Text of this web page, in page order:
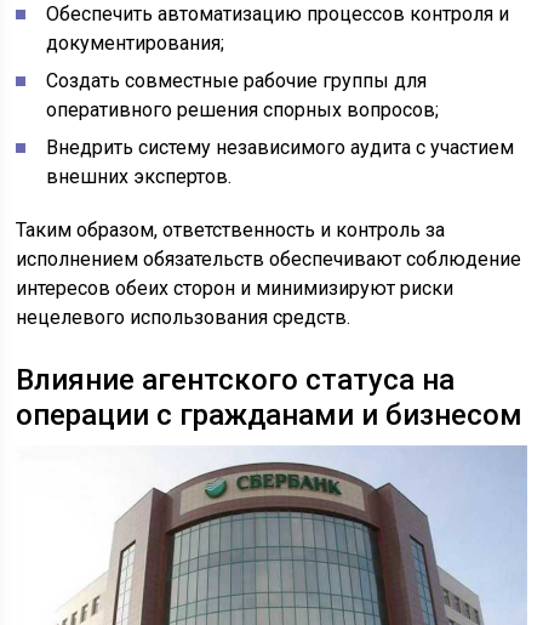
Обеспечить автоматизацию процессов контроля и
документирования;
Создать совместные рабочие группы для
оперативного решения спорных вопросов;
Внедрить систему независимого аудита с участием
внешних экспертов.
Таким образом, ответственность и контроль за
исполнением обязательств обеспечивают соблюдение
интересов обеих сторон и минимизируют риски
нецелевого использования средств.
Влияние агентского статуса на
операции с гражданами и бизнесом